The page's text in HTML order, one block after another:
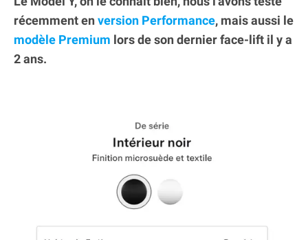
récemment en version Performance, mais aussi le
modèle Premium lors de son dernier face-lift il y a
2 ans.